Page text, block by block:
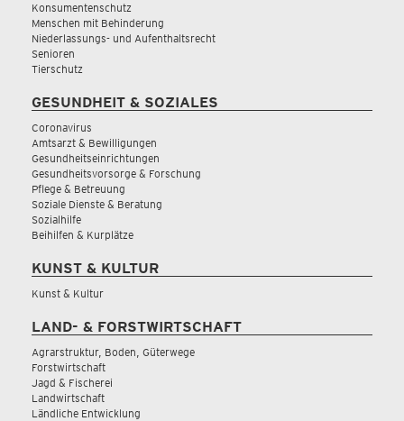
Konsumentenschutz
Menschen mit Behinderung
Niederlassungs- und Aufenthaltsrecht
Senioren
Tierschutz
GESUNDHEIT & SOZIALES
Coronavirus
Amtsarzt & Bewilligungen
Gesundheitseinrichtungen
Gesundheitsvorsorge & Forschung
Pflege & Betreuung
Soziale Dienste & Beratung
Sozialhilfe
Beihilfen & Kurplätze
KUNST & KULTUR
Kunst & Kultur
LAND- & FORSTWIRTSCHAFT
Agrarstruktur, Boden, Güterwege
Forstwirtschaft
Jagd & Fischerei
Landwirtschaft
Ländliche Entwicklung